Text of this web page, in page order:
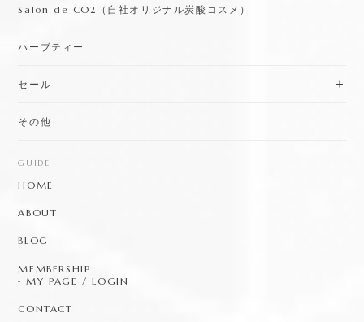
Salon de CO2（自社オリジナル炭酸コスメ）
ハーブティー
セール
その他
GUIDE
HOME
ABOUT
BLOG
MEMBERSHIP
MY PAGE / LOGIN
CONTACT